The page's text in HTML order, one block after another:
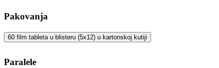
Pakovanja
60 film tableta u blisteru (5x12) u kartonskoj kutiji
Paralele